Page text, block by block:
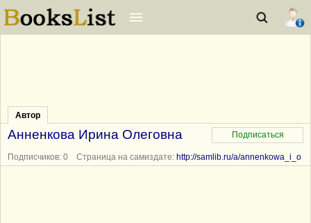
Автор
Анненкова Ирина Олеговна
Подписчиков: 0 Страница на самиздате: http://samlib.ru/a/annenkowa_i_o